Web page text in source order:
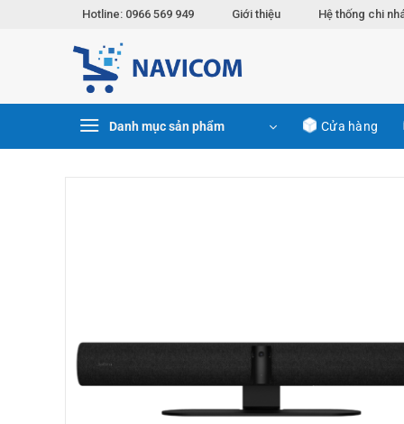
Hotline: 0966 569 949 Giới thiệu Hệ thống chi
Danh mục sản phẩm Cửa hàng